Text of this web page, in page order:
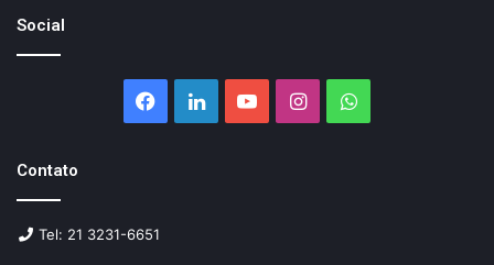
Social
Facebook
LinkedinYouTubeInstagramWhatsApp
Contato
Tel: 21 3231-6651